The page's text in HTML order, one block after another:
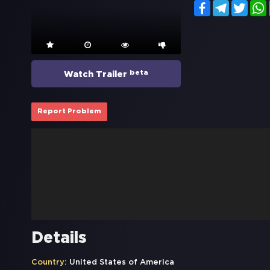
Watch Trailer beta
FacebookTelegram
Report Problem
Details
Country: United States of America